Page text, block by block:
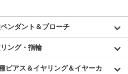
ンダント＆ブローチ
ング・指輪
ピアス＆イヤリング＆イヤーカ